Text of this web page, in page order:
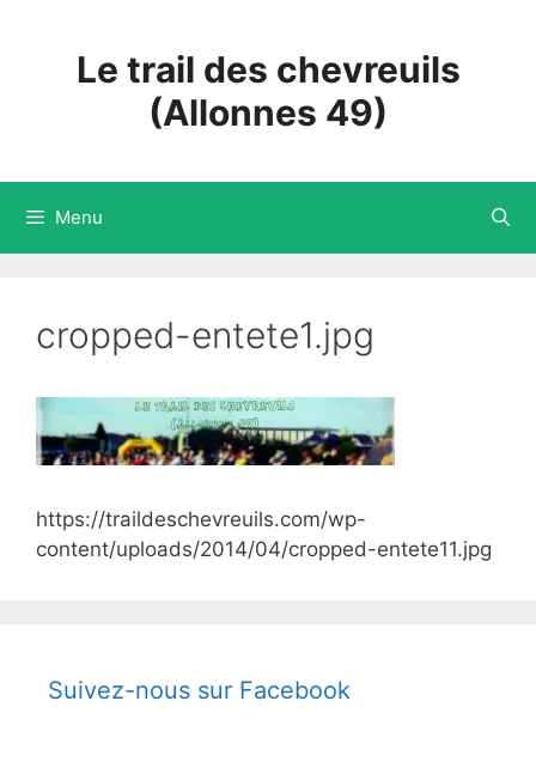
Le trail des chevreuils
(Allonnes 49)
Menu
cropped-entete1.jpg
https://traildeschevreuils.com/wp-
content/uploads/2014/04/cropped-entete11.jpg
Suivez-nous sur Facebook